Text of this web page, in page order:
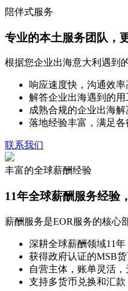
陪伴式服务
专业的本土服务团队，
根据您企业出海意大利遇到
响应速度快，沟通效
解答企业出海遇到的
成熟合规的企业出海
落地经验丰富，满足
联系我们
丰富的全球薪酬经验
11年全球薪酬服务经验
薪酬服务是EOR服务的核心
深耕全球薪酬领域11
获得政府认证的MSB
自营主体，账单灵活
支持多货币兑换和汇